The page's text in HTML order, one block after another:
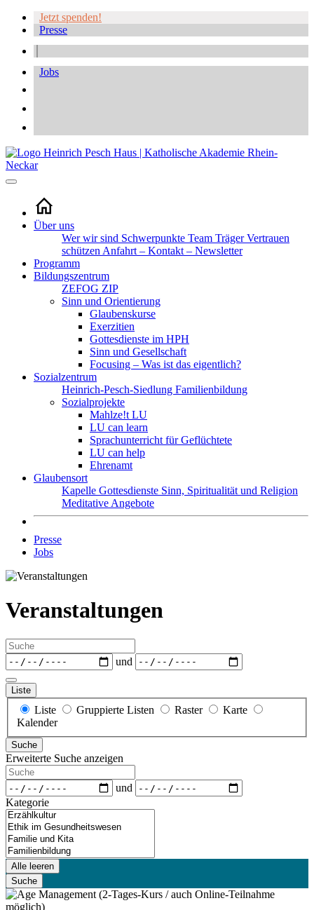
Jetzt spenden!
Presse
Jobs
Über uns
Wer wir sind Schwerpunkte Team TrägerVertrauen
schützen Anfahrt – Kontakt – Newsletter
Programm
Bildungszentrum
ZEFOG ZIP
Sinn und Orientierung
Glaubenskurse
Exerzitien
Gottesdienste im HPH
Sinn und Gesellschaft
Focusing – Was ist das eigentlich?
Sozialzentrum
Heinrich-Pesch-Siedlung Familienbildung
Sozialprojekte
Mahlze!t LU
LU can learn
Sprachunterricht für Geflüchtete
LU can help
Ehrenamt
Glaubensort
Kapelle Gottesdienste Sinn, Spiritualität und Religion
Meditative Angebote
Presse
Jobs
Veranstaltungen
Suche
Daten
und
Liste
Anzeigetyp
für
Suchergebnisse
Liste Gruppierte Listen Raster
Karte
Kalender
Suche
Erweiterte Suche anzeigen
Suche
Daten
und
Kategorie
Kategorie
Alle leeren
Suche